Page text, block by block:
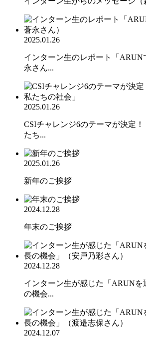
2025.01.26
インターン生のレポート「ARUN
永さん...
2025.01.26
CSIチャレンジ6のテーマが決定
たち...
2025.01.26
新年のご挨拶
2024.12.28
年末のご挨拶
2024.12.28
インターン生が感じた「ARUNを
の機会...
2024.12.07